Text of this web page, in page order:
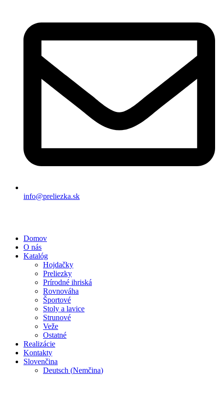
info@preliezka.sk
Domov
O nás
Katalóg
Hojdačky
Preliezky
Prírodné ihriská
Rovnováha
Športové
Stoly a lavice
Strunové
Veže
Ostatné
Realizácie
Kontakty
Slovenčina
Deutsch (Nemčina)